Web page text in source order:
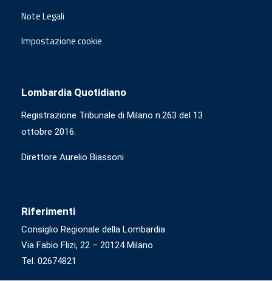
Note Legali
Impostazione cookie
Lombardia Quotidiano
Registrazione Tribunale di Milano n.263 del 13
ottobre 2016.
Direttore Aurelio Biassoni
Riferimenti
Consiglio Regionale della Lombardia
Via Fabio Flizi, 22 – 20124 Milano
Tel. 02674821